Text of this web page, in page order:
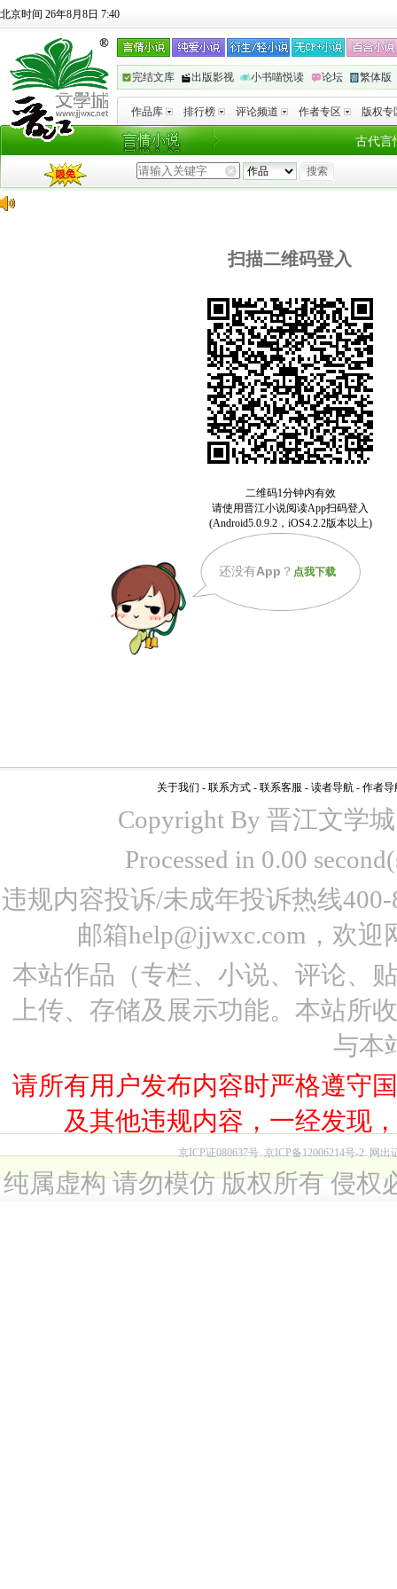
北京时间 26年8月8日 7:40
完结文库 出版影视 小书喵悦读 论坛 繁体版
作品库 排行榜 评论频道 作者专区 版权专
古代言
扫描二维码登入
还没有App ？ 点我下载
关于我们 - 联系方式 - 联系客服 - 读者导航 - 作者导
Copyright By 晋江文学
Processed in 0.00
违规内容投诉/未成年投诉热线
邮箱help@jjwxc.com，欢
本站作品（专栏、小说、评论、
上传、存储及展示功能。本站所
与本
请所有用户发布内容时严格遵守
及其他违规内容，一经发现
京ICP证080637号 京ICP备12006214号-2 网出
纯属虚构 请勿模仿 版权所有 侵权